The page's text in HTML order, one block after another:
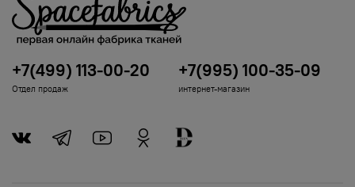
+7(499) 113-00-20
Отдел продаж
+7(995) 100-35-09
интернет-магазин